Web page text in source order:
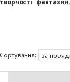
творчості фантазии.